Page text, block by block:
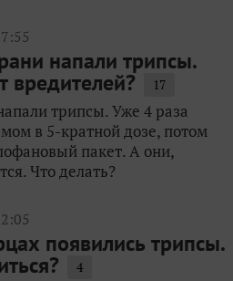
напали трипсы.
вредителей? 17
трипсы. Уже 4 раза
в 5-кратной дозе, потом
пакет. А они,
Что делать?
появились трипсы.
4